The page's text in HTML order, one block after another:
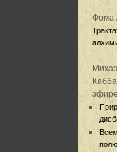
Фома
эфире